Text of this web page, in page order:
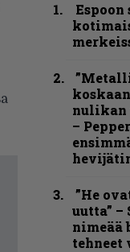
nulikan
–
”He
uutta” –
nimeää
tehneet